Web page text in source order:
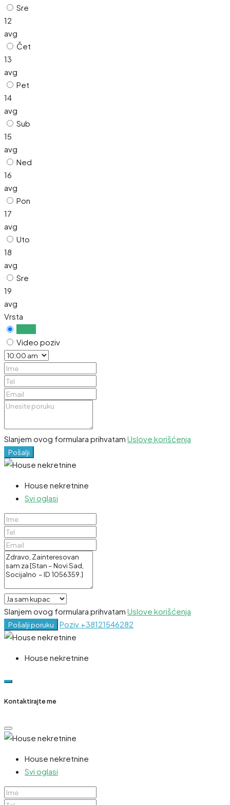
Sre
12
avg
Čet
13
avg
Pet
14
avg
Sub
15
avg
Ned
16
avg
Pon
17
avg
Uto
18
avg
Sre
19
avg
Vrsta
Video poziv
Slanjem ovog formulara prihvatam Uslove korišćenja
Pošalji
House nekretnine
Svi oglasi
Slanjem ovog formulara prihvatam Uslove korišćenja
Pošalji poruku Poziv +38121546282
House nekretnine
Kontaktirajte me
House nekretnine
Svi oglasi